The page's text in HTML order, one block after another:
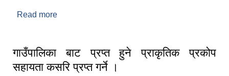
Read more
गाउँपालिका बाट प्रप्त हुने प्राकृतिक प्रकोप
सहायता कसरि प्रप्त गर्ने ।